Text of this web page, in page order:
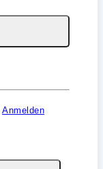
Anmelden